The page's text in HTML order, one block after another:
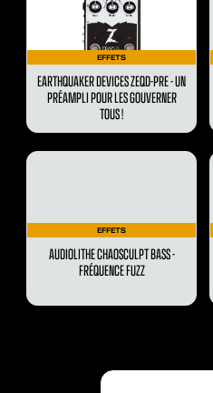
EFFETS
EARTHQUAKER DEVICES ZEQD-PRE - UN
PRÉAMPLI POUR LES GOUVERNER
TOUS !
EFFETS
AUDIOLITHE CHAOSCULPT BASS -
FRÉQUENCE FUZZ